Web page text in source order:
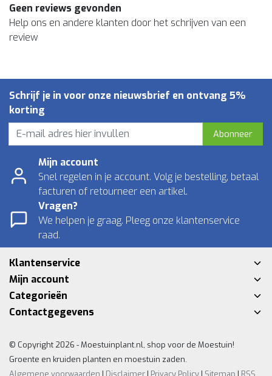
Geen reviews gevonden
Help ons en andere klanten door het schrijven van een
review
Schrijf je in voor onze nieuwsbrief en ontvang 5%
korting
Abonneer
Mijn account
Snel regelen in je account. Volg je bestelling, betaal
facturen of retourneer een artikel.
Vragen?
We helpen je graag. Pleeg onze klantenservice
raad.
Klantenservice
Mijn account
Categorieën
Contactgegevens
© Copyright 2026 - Moestuinplant.nl, shop voor de Moestuin!
Groente en kruiden planten en moestuin zaden.